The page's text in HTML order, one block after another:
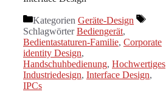
Kategorien Geräte-Design
SchlagwörterBediengerät,
Bedientastaturen-Familie, Corporate
identity Design,
Handschuhbedienung, Hochwertiges
Industriedesign, Interface Design,
IPCs